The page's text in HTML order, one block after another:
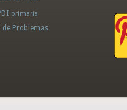
primaria
de Problemas